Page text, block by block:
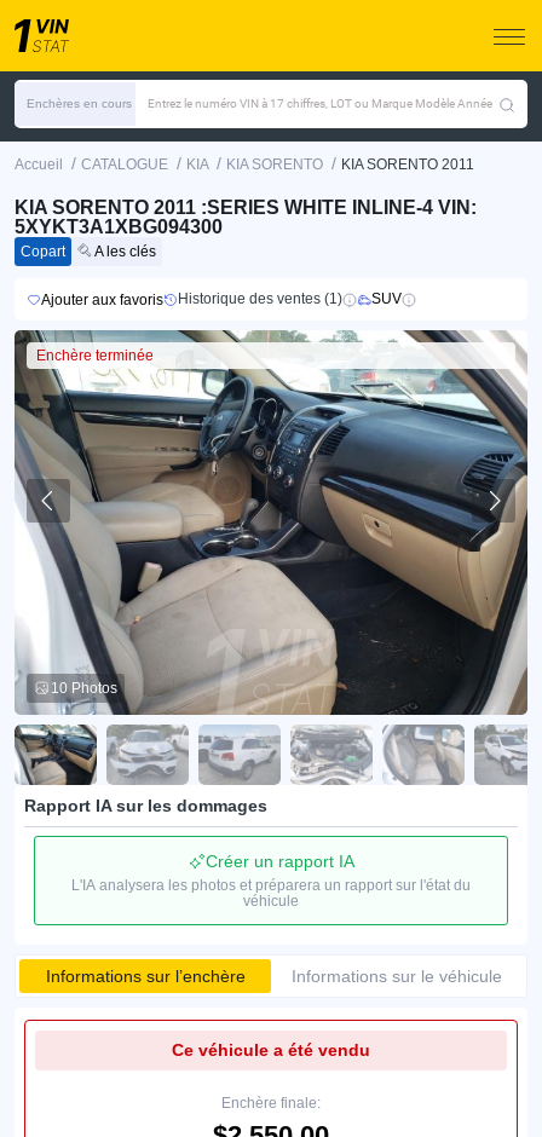
Enchères en cours Entrez le numéro VIN à 17 chiffres, LOT ou Marque Modèle Année
Accueil / CATALOGUE / KIA / KIA SORENTO / KIA SORENTO 2011
KIA SORENTO 2011 :SERIES WHITE INLINE-4 VIN:
5XYKT3A1XBG094300
Copart A les clés
Ajouter aux favoris Historique des ventes (1) SUV
Enchère terminée
10 Photos
Rapport IA sur les dommages
Créer un rapport IA
L'IA analysera les photos et préparera un rapport sur l'état du
véhicule
Informations sur l’enchère Informations sur le véhicule
Ce véhicule a été vendu
Enchère finale: